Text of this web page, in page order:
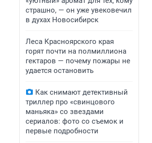
страшно, — он уже увековечил
в духах Новосибирск
Леса Красноярского края
горят почти на полмиллиона
гектаров — почему пожары не
удается остановить
Как снимают детективный
триллер про «свинцового
маньяка» со звездами
сериалов: фото со съемок и
первые подробности